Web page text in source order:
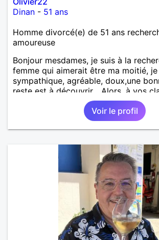
Dinan - 51 ans
Homme divorcé(e) de 51 ans
amoureuse
Bonjour mesdames, je suis à la
femme qui aimerait être ma moitié, je
sympathique, agréable, doux,une
reste est à découvrir... Alors, à vos
Voir le profil